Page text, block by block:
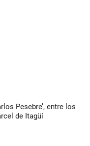
Pesebre’, entre los
de Itagüí